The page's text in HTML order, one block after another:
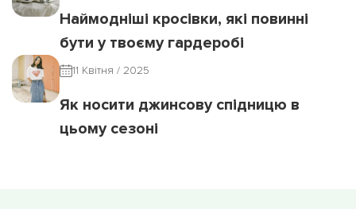
Наймодніші кросівки, які повинні
бути у твоєму гардеробі
11 Квітня / 2025
Як носити джинсову спідницю в
цьому сезоні